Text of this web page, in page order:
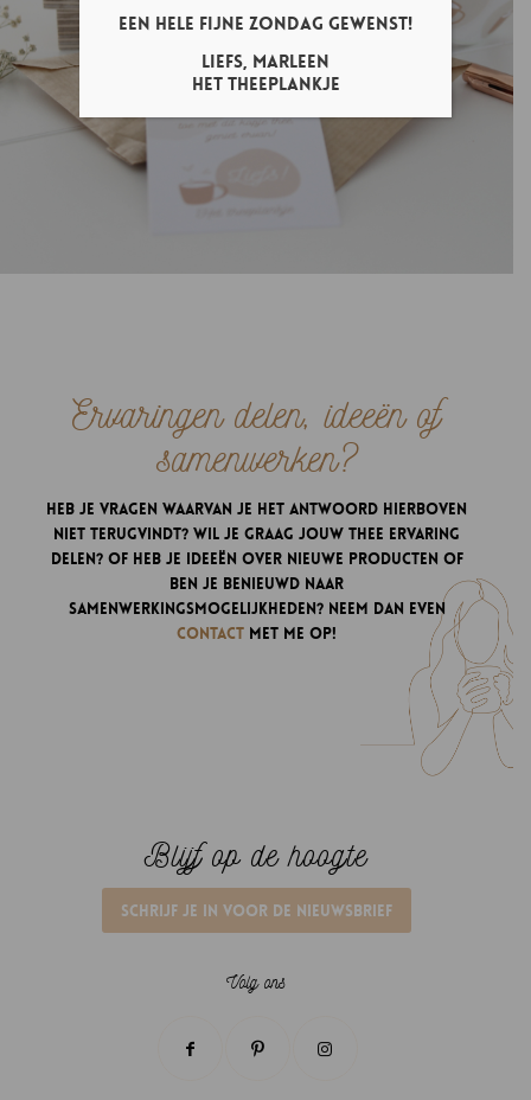
Ervaringen delen, ideeën of
samenwerken?
Heb je vragen waarvan je het antwoord hierboven
niet terugvindt? Wil je graag jouw thee ervaring
delen? Of heb je ideeën over nieuwe producten of
ben je benieuwd naar
samenwerkingsmogelijkheden? Neem dan even
contact met me op!
Blijf op de hoogte
Schrijf je in voor de nieuwsbrief
Volg ons
Een hele fijne zondag gewenst!
Liefs, Marleen
Het Theeplankje